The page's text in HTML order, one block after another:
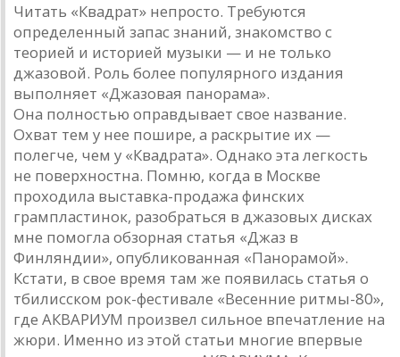
Читать «Квадрат» непросто. Требуются
определенный запас знаний, знакомство с
теорией и историей музыки — и не только
джазовой. Роль более популярного издания
выполняет «Джазовая панорама».
Она полностью оправдывает свое название.
Охват тем у нее пошире, а раскрытие их —
полегче, чем у «Квадрата». Однако эта легкость
не поверхностна. Помню, когда в Москве
проходила выставка-продажа финских
грампластинок, разобраться в джазовых дисках
мне помогла обзорная статья «Джаз в
Финляндии», опубликованная «Панорамой».
Кстати, в свое время там же появилась статья о
тбилисском рок-фестивале «Весенние ритмы-80»,
где АКВАРИУМ произвел сильное впечатление на
жюри. Именно из этой статьи многие впервые